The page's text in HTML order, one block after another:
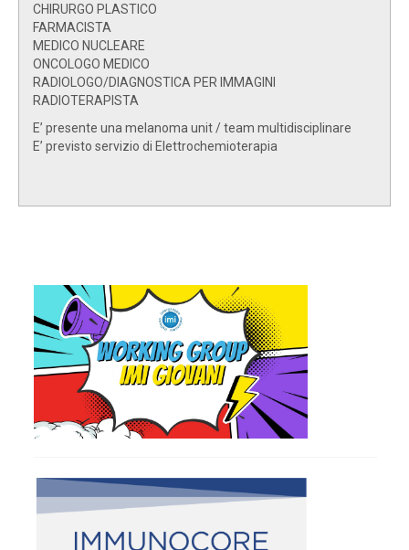
CHIRURGO PLASTICO
FARMACISTA
MEDICO NUCLEARE
ONCOLOGO MEDICO
RADIOLOGO/DIAGNOSTICA PER IMMAGINI
RADIOTERAPISTA
E’ presente una melanoma unit / team multidisciplinare
E’ previsto servizio di Elettrochemioterapia